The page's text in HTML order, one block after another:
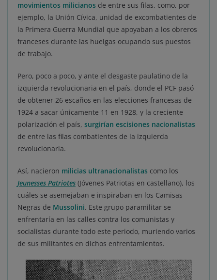
movimientos milicianos de entre sus filas, como, por
ejemplo, la Unión Cívica, unidad de excombatientes de
la Primera Guerra Mundial que apoyaban a los obreros
franceses durante las huelgas ocupando sus puestos
de trabajo.
Pero, poco a poco, y ante el desgaste paulatino de la
izquierda revolucionaria en el país, donde el PCF pasó
de obtener 26 escaños en las elecciones francesas de
1924 a sacar únicamente 11 en 1928, y la creciente
polarización el país, surgirían escisiones nacionalistas
de entre las filas combatientes de la izquierda
revolucionaria.
Así, nacieron milicias ultranacionalistas como los
Jeunesses Patriotes (Jóvenes Patriotas en castellano), los
cuáles se asemejaban e inspiraban en los Camisas
Negras de Mussolini. Este grupo paramilitar se
enfrentaría en las calles contra los comunistas y
socialistas durante todo este periodo, muriendo varios
de sus militantes en dichos enfrentamientos.